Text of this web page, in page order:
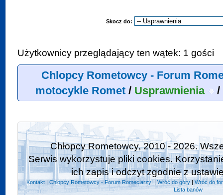
Skocz do:
Użytkownicy przeglądający ten wątek: 1 gości
Chlopcy Rometowcy - Forum
motocykle Romet/ Usprawnienia /
Chłopcy Rometowcy, 2010 - 2026.
Serwis wykorzystuje pliki cookies.
ich zapis i odczyt zgodnie z
Kontakt| Chlopcy Rometowcy - Forum Romeciarzy! |Wróć do góry| Wróć do
Lista banów